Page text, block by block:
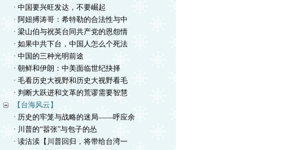
· 中国要兴旺发达，不要崛起
· 阿妞搏涛哥：希特勒的合法性与中
· 梁山伯与祝英台同共产党的恩怨情
· 如果中共下台，中国人怎么个死法
· 中国的三种光明前途
· 朝鲜和伊朗：中美面临世纪抉择
· 毛看历史大视野和历史大视野看毛
· 判断大跃进和文革的荒谬需要智慧
【台海风云】
· 历史的牢笼与战略的迷局——呼应余
· 川普的“嚣张”与包子的怂
· 读沽渎【川普回归，将带给台湾一